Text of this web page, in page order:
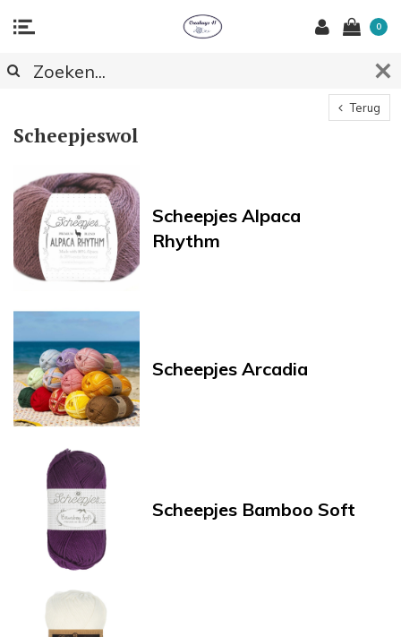
0
Terug
Scheepjeswol
Scheepjes Alpaca
Rhythm
Scheepjes Arcadia
Scheepjes Bamboo Soft